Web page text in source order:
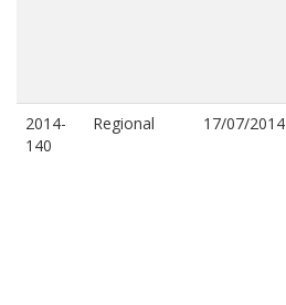
2014-
140
Regional 17/07/2014